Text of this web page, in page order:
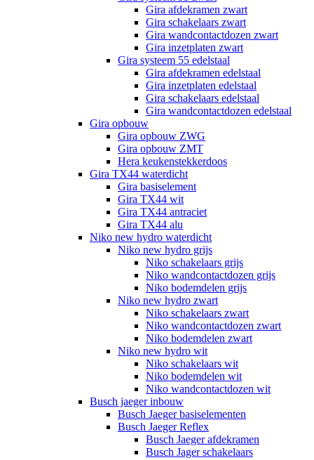
Gira afdekramen zwart
Gira schakelaars zwart
Gira wandcontactdozen zwart
Gira inzetplaten zwart
Gira systeem 55 edelstaal
Gira afdekramen edelstaal
Gira inzetplaten edelstaal
Gira schakelaars edelstaal
Gira wandcontactdozen edelstaal
Gira opbouw
Gira opbouw ZWG
Gira opbouw ZMT
Hera keukenstekkerdoos
Gira TX44 waterdicht
Gira basiselement
Gira TX44 wit
Gira TX44 antraciet
Gira TX44 alu
Niko new hydro waterdicht
Niko new hydro grijs
Niko schakelaars grijs
Niko wandcontactdozen grijs
Niko bodemdelen grijs
Niko new hydro zwart
Niko schakelaars zwart
Niko wandcontactdozen zwart
Niko bodemdelen zwart
Niko new hydro wit
Niko schakelaars wit
Niko bodemdelen wit
Niko wandcontactdozen wit
Busch jaeger inbouw
Busch Jaeger basiselementen
Busch Jaeger Reflex
Busch Jaeger afdekramen
Busch Jager schakelaars